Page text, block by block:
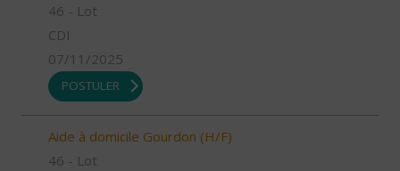
46 - Lot
CDI
07/11/2025
POSTULER
Aide à domicile Gourdon (H/F)
46 - Lot